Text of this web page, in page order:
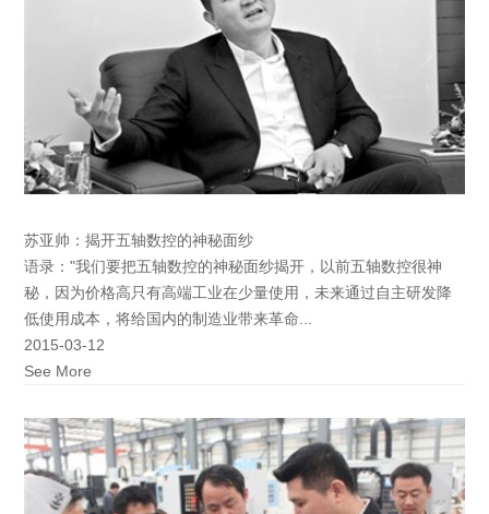
苏亚帅：揭开五轴数控的神秘面纱
语录："我们要把五轴数控的神秘面纱揭开，以前五轴数控很神
秘，因为价格高只有高端工业在少量使用，未来通过自主研发降
低使用成本，将给国内的制造业带来革命...
2015-03-12
See More